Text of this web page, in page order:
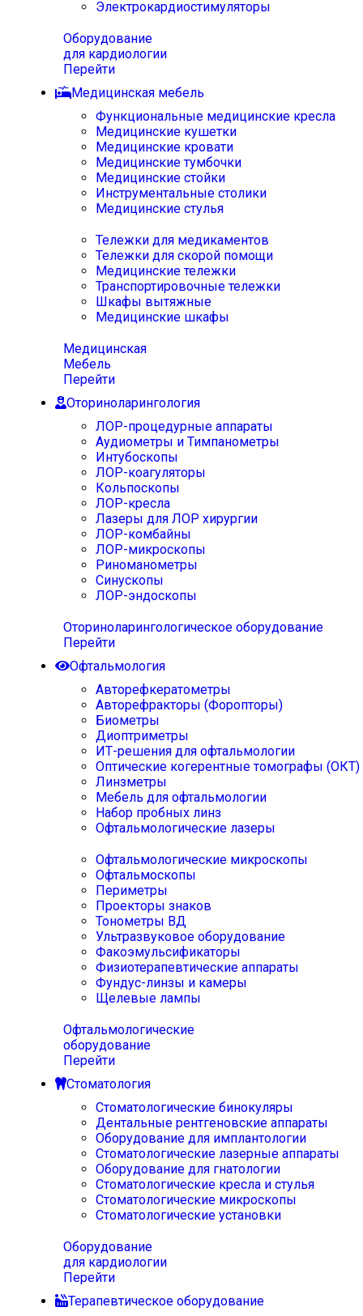
Электрокардиостимуляторы
Оборудование
для кардиологии
Перейти
Медицинская мебель
Функциональные медицинские кресла
Медицинские кушетки
Медицинские кровати
Медицинские тумбочки
Медицинские стойки
Инструментальные столики
Медицинские стулья
Тележки для медикаментов
Тележки для скорой помощи
Медицинские тележки
Транспортировочные тележки
Шкафы вытяжные
Медицинские шкафы
Медицинская
Мебель
Перейти
Оториноларингология
ЛОР-процедурные аппараты
Аудиометры и Тимпанометры
Интубоскопы
ЛОР-коагуляторы
Кольпоскопы
ЛОР-кресла
Лазеры для ЛОР хирургии
ЛОР-комбайны
ЛОР-микроскопы
Риноманометры
Синускопы
ЛОР-эндоскопы
Оториноларингологическое оборудование
Перейти
Офтальмология
Авторефкератометры
Авторефракторы (Форопторы)
Биометры
Диоптриметры
ИТ-решения для офтальмологии
Оптические когерентные томографы (ОКТ)
Линзметры
Мебель для офтальмологии
Набор пробных линз
Офтальмологические лазеры
Офтальмологические микроскопы
Офтальмоскопы
Периметры
Проекторы знаков
Тонометры ВД
Ультразвуковое оборудование
Факоэмульсификаторы
Физиотерапевтические аппараты
Фундус-линзы и камеры
Щелевые лампы
Офтальмологические
оборудование
Перейти
Стоматология
Стоматологические бинокуляры
Дентальные рентгеновские аппараты
Оборудование для имплантологии
Стоматологические лазерные аппараты
Оборудование для гнатологии
Стоматологические кресла и стулья
Стоматологические микроскопы
Стоматологические установки
Оборудование
для кардиологии
Перейти
Терапевтическое оборудование